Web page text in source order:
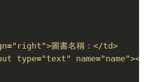
圖書名稱：</td>
type="text"